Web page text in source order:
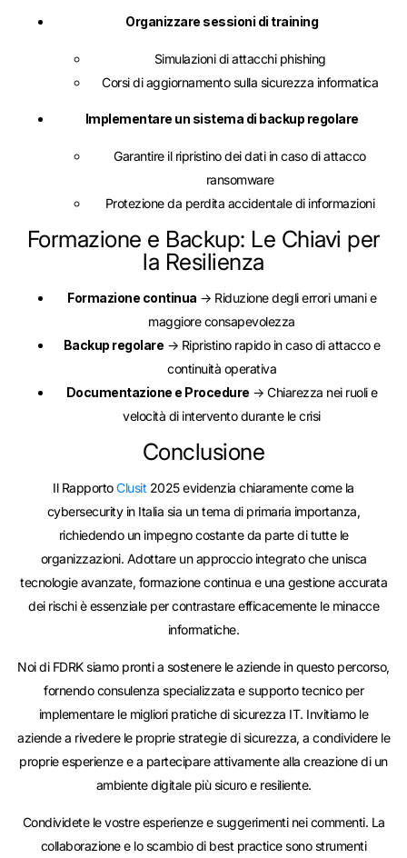
Organizzare sessioni di training
Simulazioni di attacchi phishing
Corsi di aggiornamento sulla sicurezza informatica
Implementare un sistema di backup regolare
Garantire il ripristino dei dati in caso di attacco
ransomware
Protezione da perdita accidentale di informazioni
Formazione e Backup: Le Chiavi per
la Resilienza
Formazione continua → Riduzione degli errori umani e
maggiore consapevolezza
Backup regolare → Ripristino rapido in caso di attacco e
continuità operativa
Documentazione e Procedure → Chiarezza nei ruoli e
velocità di intervento durante le crisi
Conclusione
Il RapportoClusit 2025 evidenzia chiaramente come la
cybersecurity in Italia sia un tema di primaria importanza,
richiedendo un impegno costante da parte di tutte le
organizzazioni. Adottare un approccio integrato che unisca
tecnologie avanzate, formazione continua e una gestione accurata
dei rischi è essenziale per contrastare efficacemente le minacce
informatiche.
Noi di FDRK siamo pronti a sostenere le aziende in questo percorso,
fornendo consulenza specializzata e supporto tecnico per
implementare le migliori pratiche di sicurezza IT. Invitiamo le
aziende a rivedere le proprie strategie di sicurezza, a condividere le
proprie esperienze e a partecipare attivamente alla creazione di un
ambiente digitale più sicuro e resiliente.
Condividete le vostre esperienze e suggerimenti nei commenti. La
collaborazione e lo scambio di best practice sono strumenti